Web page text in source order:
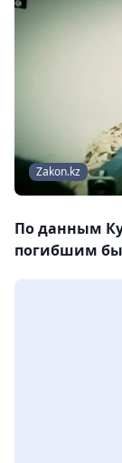
Zakon.kz
По данным
погибшим